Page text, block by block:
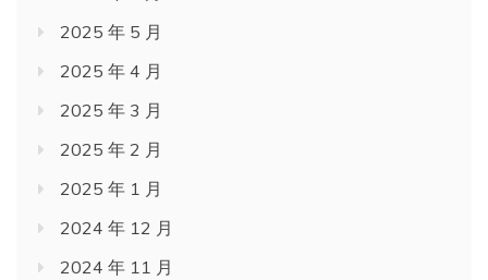
2025 年 5 月
2025 年 4 月
2025 年 3 月
2025 年 2 月
2025 年 1 月
2024 年 12 月
2024 年 11 月